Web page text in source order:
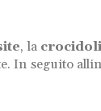
, la
In seguito